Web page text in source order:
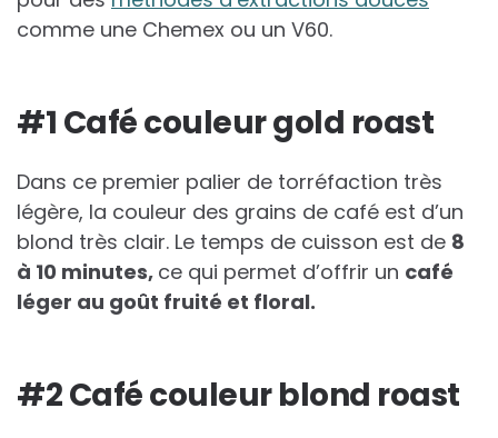
comme une Chemex ou un V60.
#1 Café couleur gold roast
Dans ce premier palier de torréfaction très
légère, la couleur des grains de café est d’un
blond très clair. Le temps de cuisson est de 8
à 10 minutes, ce qui permet d’offrir un café
léger au goût fruité et floral.
#2 Café couleur blond roast